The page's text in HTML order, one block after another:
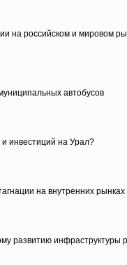
на российском и мировом
автобусов
инвестиций на Урал?
на внутренних рынках
развитию